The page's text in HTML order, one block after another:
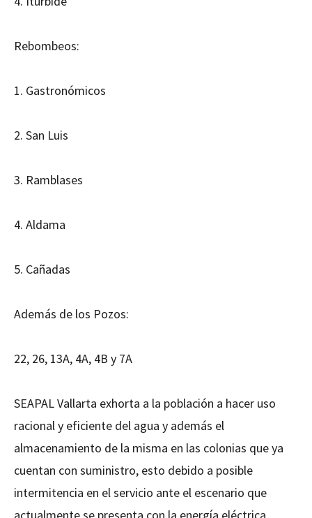
Rebombeos:
1. Gastronómicos
2. San Luis
3. Ramblases
4. Aldama
5. Cañadas
Además de los Pozos:
22, 26, 13A, 4A, 4B y 7A
SEAPAL Vallarta exhorta a la población a hacer uso
racional y eficiente del agua y además el
almacenamiento de la misma en las colonias que ya
cuentan con suministro, esto debido a posible
intermitencia en el servicio ante el escenario que